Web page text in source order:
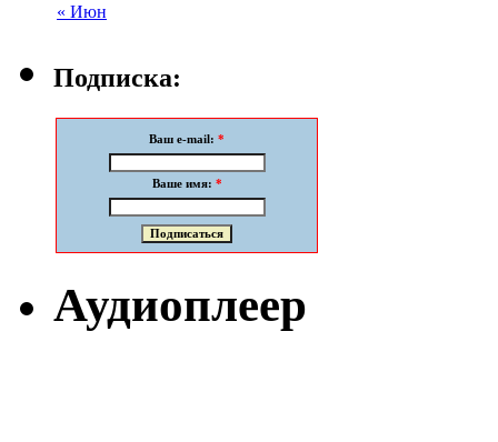
« Июн
Подписка:
Ваш e-mail: *
Ваше имя: *
Аудиоплеер